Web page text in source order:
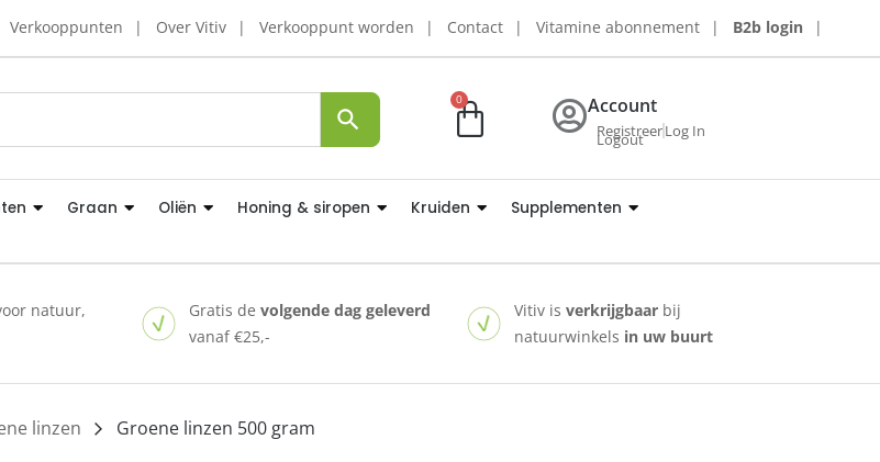
Verkooppunten Over Vitiv Verkooppunt worden Contact Vitamine abonnement B2b login
0 Account
RegistreerLog In
Logout
Graan Oliën Honing & siropen Kruiden Supplementen
natuur,
Gratis devolgende dag geleverd
vanaf €25,-
Vitiv isverkrijgbaar bij
natuurwinkels in uw buurt
linzen / Groene linzen 500 gram